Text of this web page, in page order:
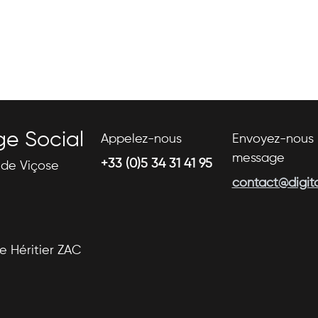
Social
Viçose
Héritier ZAC
Appelez-nous
+33 (0)5 34 31 41 95
Envoyez-nous
message